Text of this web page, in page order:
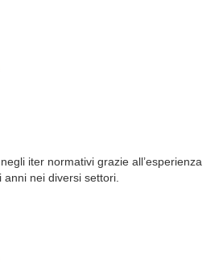
iter normativi grazie all’esperienza
nei diversi settori.